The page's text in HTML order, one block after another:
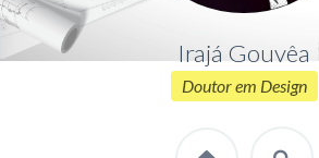
Irajá Gouvêa
Doutor em Design